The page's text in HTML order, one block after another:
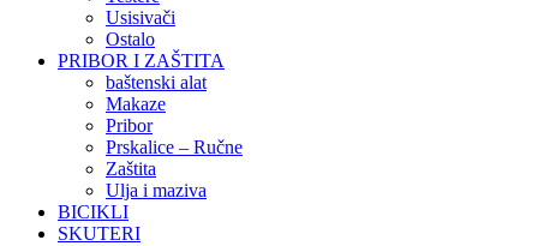
Usisivači
Ostalo
PRIBOR I ZAŠTITA
baštenski alat
Makaze
Pribor
Prskalice – Ručne
Zaštita
Ulja i maziva
BICIKLI
SKUTERI